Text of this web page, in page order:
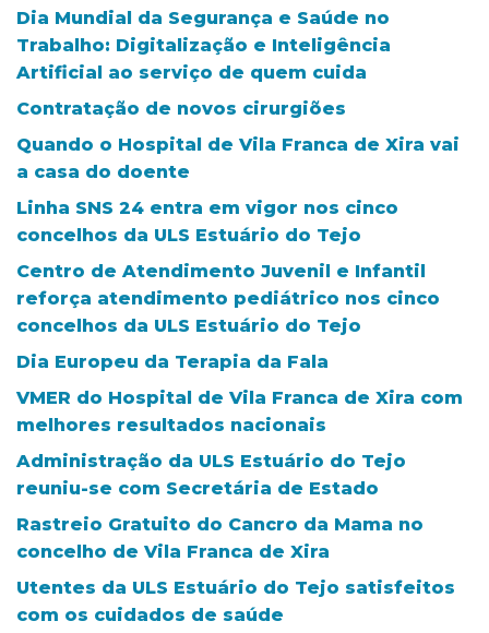
Dia Mundial da Segurança e Saúde no
Trabalho: Digitalização e Inteligência
Artificial ao serviço de quem cuida
Contratação de novos cirurgiões
Quando o Hospital de Vila Franca de Xira vai
a casa do doente
Linha SNS 24 entra em vigor nos cinco
concelhos da ULS Estuário do Tejo
Centro de Atendimento Juvenil e Infantil
reforça atendimento pediátrico nos cinco
concelhos da ULS Estuário do Tejo
Dia Europeu da Terapia da Fala
VMER do Hospital de Vila Franca de Xira com
melhores resultados nacionais
Administração da ULS Estuário do Tejo
reuniu-se com Secretária de Estado
Rastreio Gratuito do Cancro da Mama no
concelho de Vila Franca de Xira
Utentes da ULS Estuário do Tejo satisfeitos
com os cuidados de saúde